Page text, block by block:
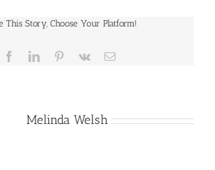
This Story, Choose Your Platform!
FacebookLinkedInPinterest
Vk Email
Melinda Welsh